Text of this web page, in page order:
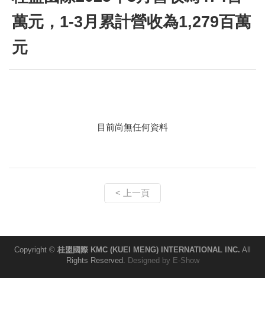
萬元，1-3月累計營收為1,279百萬
元
目前尚無任何資料
< 上一頁
Copyright © 桂盟國際 KMC (KUEI MENG) INTERNATIONAL INC. All
Rights Reserved. Designed by E-Show